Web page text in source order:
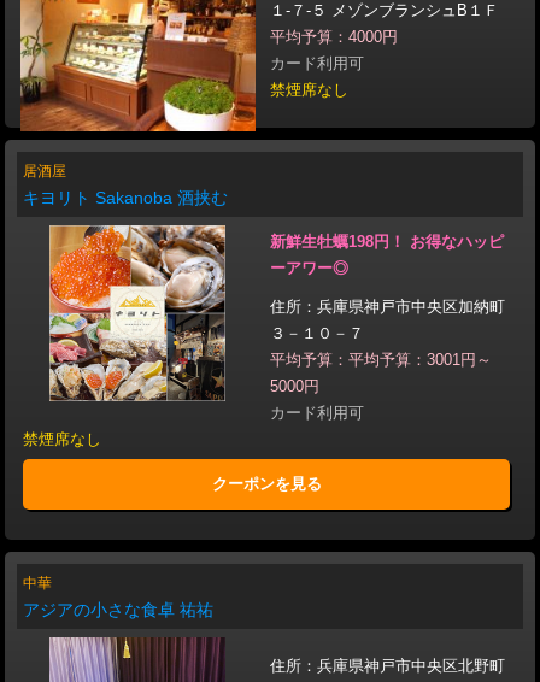
１‐７‐５ メゾンブランシュB１Ｆ
平均予算：4000円
カード利用可
禁煙席なし
居酒屋
キヨリト Sakanoba 酒挟む
新鮮生牡蠣198円！ お得なハッピ
ーアワー◎
住所：兵庫県神戸市中央区加納町
３－１０－７
平均予算：平均予算：3001円～
5000円
カード利用可
禁煙席なし
クーポンを見る
中華
アジアの小さな食卓 祐祐
住所：兵庫県神戸市中央区北野町